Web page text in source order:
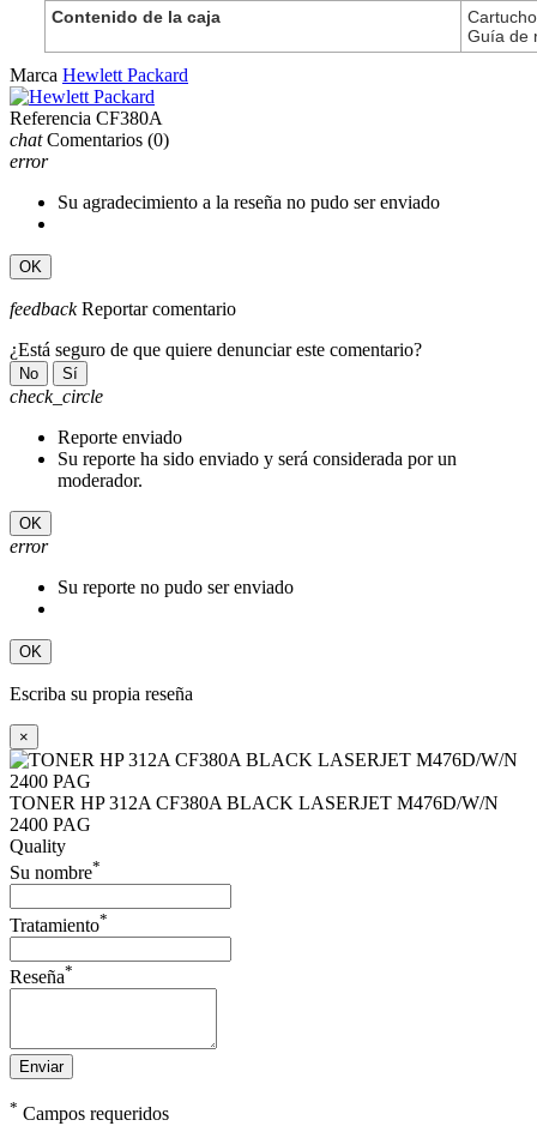
Contenido de la caja
Guía de
Marca Hewlett Packard
Referencia CF380A
chat Comentarios (0)
error
Su agradecimiento a la reseña no pudo ser enviado
OK
feedback Reportar comentario
¿Está seguro de que quiere denunciar este comentario?
No Sí
check_circle
Reporte enviado
Su reporte ha sido enviado y será considerada por un
moderador.
OK
error
Su reporte no pudo ser enviado
OK
Escriba su propia reseña
×
TONER HP 312A CF380A BLACK LASERJET M476D/W/N
2400 PAG
Quality
Su nombre*
Tratamiento*
Reseña*
Enviar
* Campos requeridos